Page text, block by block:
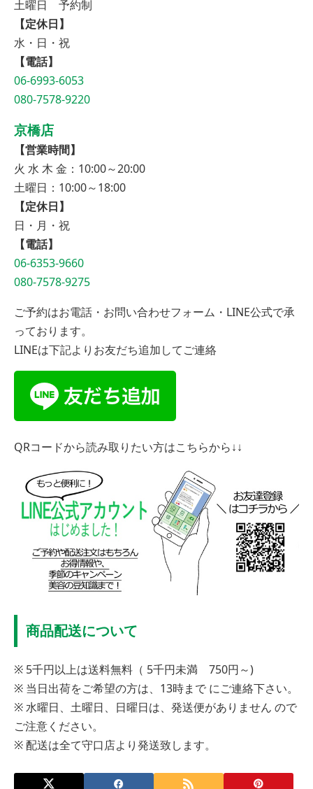
土曜日 予約制
【定休日】
水・日・祝
【電話】
06-6993-6053
080-7578-9220
京橋店
【営業時間】
火 水 木 金：10:00～20:00
土曜日：10:00～18:00
【定休日】
日・月・祝
【電話】
06-6353-9660
080-7578-9275
ご予約はお電話・お問い合わせフォーム・LINE公式で承
っております。
LINEは下記よりお友だち追加してご連絡
QRコードから読み取りたい方はこちらから↓↓
商品配送について
※ 5千円以上は送料無料（ 5千円未満 750円～)
※ 当日出荷をご希望の方は、13時まで にご連絡下さい。
※ 水曜日、土曜日、日曜日は、発送便がありません ので
ご注意ください。
※ 配送は全て守口店より発送致します。